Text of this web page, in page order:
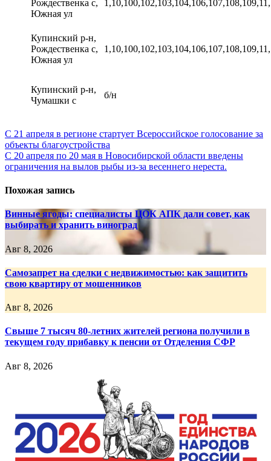
Рождественка с,
Южная ул
Купинский р-н,
Рождественка с,
Южная ул
Купинский р-н,
Чумашки с
б/н
Навигация
по
записям
С 21 апреля в регионе стартует Всероссийское голосование за
объекты благоустройства
С 20 апреля по 20 мая в Новосибирской области введены
ограничения на вылов рыбы из-за весеннего нереста.
Похожая запись
Винные ягоды: специалисты ЦОК АПК дали совет, как
выбирать и хранить виноград
Авг 8, 2026
Самозапрет на сделки с недвижимостью: как защитить
свою квартиру от мошенников
Авг 8, 2026
Свыше 7 тысяч 80-летних жителей региона получили в
текущем году прибавку к пенсии от Отделения СФР
Авг 8, 2026